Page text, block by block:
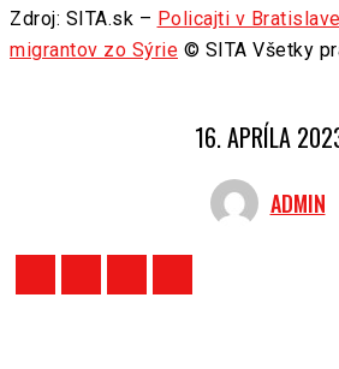
Zdroj: SITA.sk – Policajti v
migrantov zo Sýrie © SITA Všetky
16. APRÍLA
ADMIN